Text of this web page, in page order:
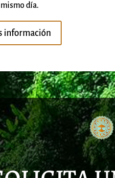
día.
información